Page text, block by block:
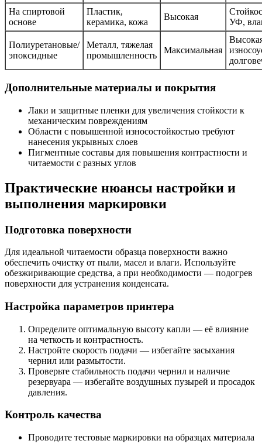
На спиртовой
основе
Пластик,
керамика, кожа
Высокая
УФ,
Полиуретановые/
эпоксидные
Металл, тяжелая
промышленность
Максимальная
Дополнительные материалы и покрытия
Лаки и защитные пленки для увеличения стойкости к
механическим повреждениям
Области с повышенной износостойкостью требуют
нанесения укрывных слоев
Пигментные составы для повышения контрастности и
читаемости с разных углов
Практические нюансы настройки и
выполнения маркировки
Подготовка поверхности
Для идеальной читаемости образца поверхности важно
обеспечить очистку от пыли, масел и влаги. Используйте
обезжиривающие средства, а при необходимости — подогрев
поверхности для устранения конденсата.
Настройка параметров принтера
Определите оптимальную высоту капли — её влияние
на четкость и контрастность.
Настройте скорость подачи — избегайте засыхания
чернил или размытости.
Проверьте стабильность подачи чернил и наличие
резервуара — избегайте воздушных пузырей и просадок
давления.
Контроль качества
Проводите тестовые маркировки на образцах материала